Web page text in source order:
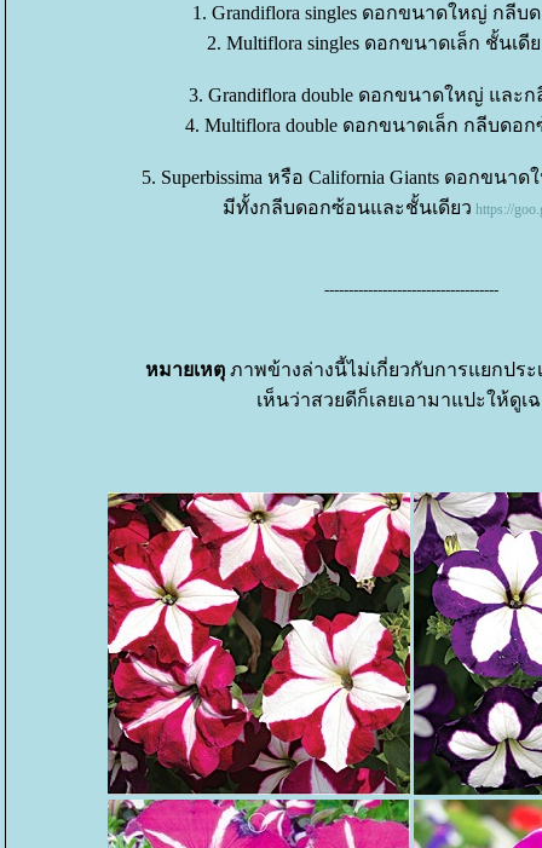
1. Grandiflora singles ดอกขนาดใหญ่ กลีบ
2. Multiflora singles ดอกขนาดเล็ก ชั้นเดี
3. Grandiflora double ดอกขนาดใหญ่ และ
4. Multiflora double ดอกขนาดเล็ก กลีบดอ
5. Superbissima หรือ California Giants ดอกขนา
มีทั้งกลีบดอกซ้อนและชั้นเดียว https://
------------------------------------
หมายเหตุ ภาพข้างล่างนี้ไม่เกี่ยวกับการแยกปร
เห็นว่าสวยดีก็เลยเอามาแปะให้ดูเ